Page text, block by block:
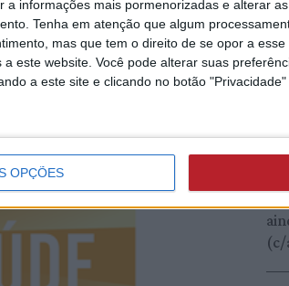
a informações mais pormenorizadas e alterar
Tenha em atenção que algum
mas que tem o direito de se opor a
este website. Você pode alterar suas
a este site e clicando no botão
OPÇÕES
Tejo na Praia Fluvial de
para a comunidade aprender
hábitos de proteção solar que
(c/